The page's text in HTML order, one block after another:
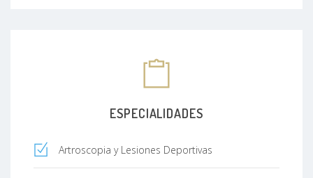
ESPECIALIDADES
Artroscopia y Lesiones Deportivas